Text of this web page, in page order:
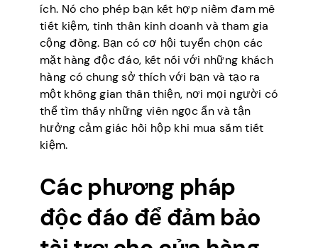
ích. Nó cho phép bạn kết hợp niềm đam mê
tiết kiệm, tinh thần kinh doanh và tham gia
cộng đồng. Bạn có cơ hội tuyển chọn các
mặt hàng độc đáo, kết nối với những khách
hàng có chung sở thích với bạn và tạo ra
một không gian thân thiện, nơi mọi người có
thể tìm thấy những viên ngọc ẩn và tận
hưởng cảm giác hồi hộp khi mua sắm tiết
kiệm.
Các phương pháp
độc đáo để đảm bảo